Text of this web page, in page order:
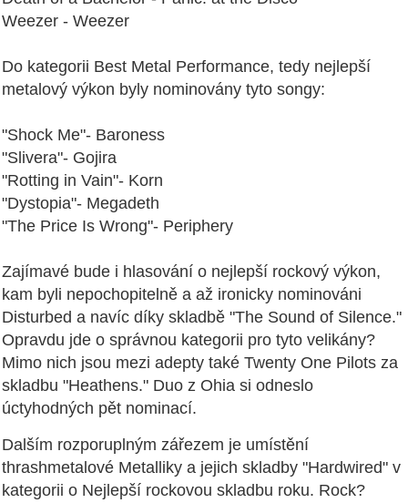
Weezer - Weezer
Do kategorii Best Metal Performance, tedy nejlepší
metalový výkon byly nominovány tyto songy:
"Shock Me"- Baroness
"Slivera"- Gojira
"Rotting in Vain"- Korn
"Dystopia"- Megadeth
"The Price Is Wrong"- Periphery
Zajímavé bude i hlasování o nejlepší rockový výkon,
kam byli nepochopitelně a až ironicky nominováni
Disturbed a navíc díky skladbě "The Sound of Silence."
Opravdu jde o správnou kategorii pro tyto velikány?
Mimo nich jsou mezi adepty také Twenty One Pilots za
skladbu "Heathens." Duo z Ohia si odneslo
úctyhodných pět nominací.
Dalším rozporuplným zářezem je umístění
thrashmetalové Metalliky a jejich skladby "Hardwired" v
kategorii o Nejlepší rockovou skladbu roku. Rock?